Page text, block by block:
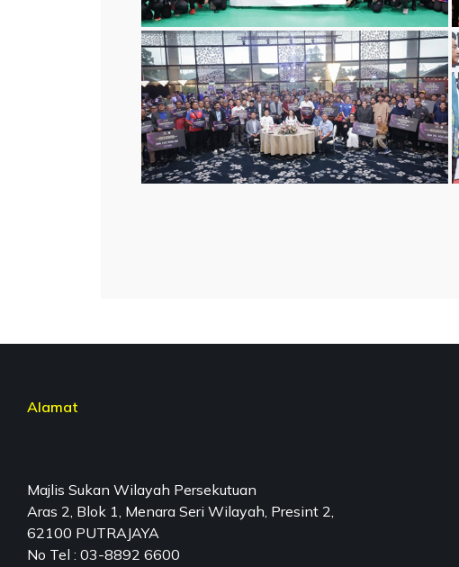
Alamat
Majlis Sukan Wilayah Persekutuan
Aras 2, Blok 1, Menara Seri Wilayah, Presint 2,
62100 PUTRAJAYA
No Tel : 03-8892 6600